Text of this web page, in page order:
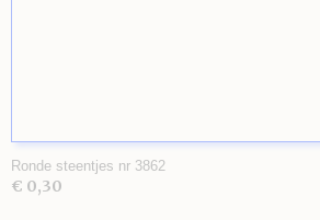
Ronde steentjes nr 3862
€ 0,30